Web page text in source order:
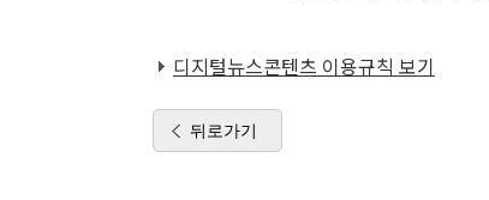
디지털뉴스콘텐츠 이용규칙 보기
뒤로가기